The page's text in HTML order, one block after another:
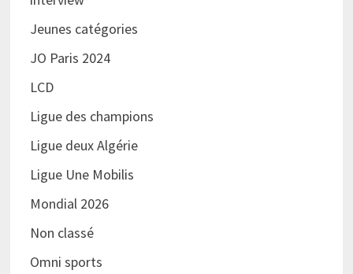
Jeunes catégories
JO Paris 2024
LCD
Ligue des champions
Ligue deux Algérie
Ligue Une Mobilis
Mondial 2026
Non classé
Omni sports